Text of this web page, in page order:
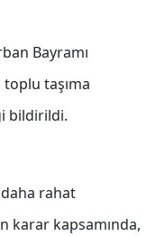
Bayramı
taşıma
bildirildi.
rahat
karar kapsamında,